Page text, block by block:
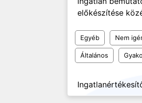
előkészítése
Egyéb Nem
Általános